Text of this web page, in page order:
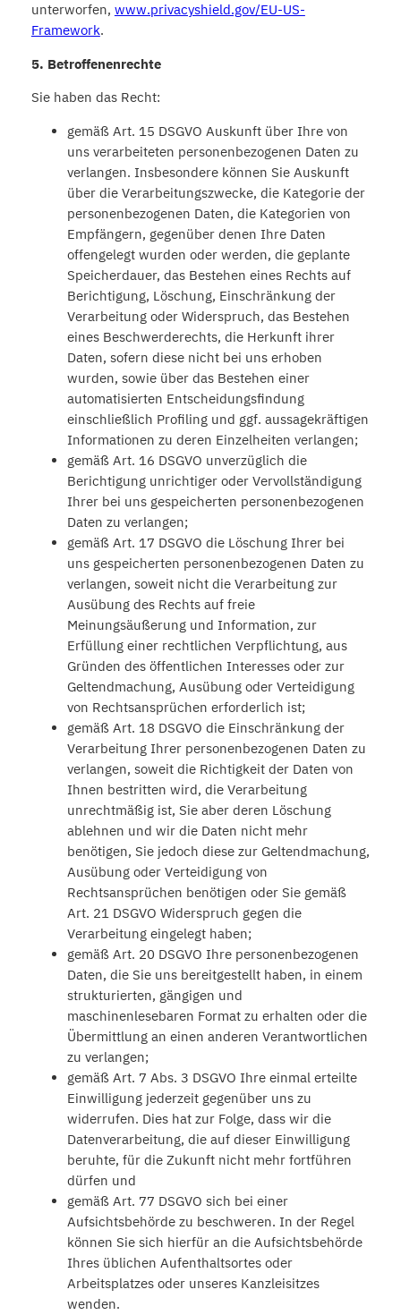
unterworfen, www.privacyshield.gov/EU-US-
Framework.
5. Betroffenenrechte
Sie haben das Recht:
gemäß Art. 15 DSGVO Auskunft über Ihre von
uns verarbeiteten personenbezogenen Daten zu
verlangen. Insbesondere können Sie Auskunft
über die Verarbeitungszwecke, die Kategorie der
personenbezogenen Daten, die Kategorien von
Empfängern, gegenüber denen Ihre Daten
offengelegt wurden oder werden, die geplante
Speicherdauer, das Bestehen eines Rechts auf
Berichtigung, Löschung, Einschränkung der
Verarbeitung oder Widerspruch, das Bestehen
eines Beschwerderechts, die Herkunft ihrer
Daten, sofern diese nicht bei uns erhoben
wurden, sowie über das Bestehen einer
automatisierten Entscheidungsfindung
einschließlich Profiling und ggf. aussagekräftigen
Informationen zu deren Einzelheiten verlangen;
gemäß Art. 16 DSGVO unverzüglich die
Berichtigung unrichtiger oder Vervollständigung
Ihrer bei uns gespeicherten personenbezogenen
Daten zu verlangen;
gemäß Art. 17 DSGVO die Löschung Ihrer bei
uns gespeicherten personenbezogenen Daten zu
verlangen, soweit nicht die Verarbeitung zur
Ausübung des Rechts auf freie
Meinungsäußerung und Information, zur
Erfüllung einer rechtlichen Verpflichtung, aus
Gründen des öffentlichen Interesses oder zur
Geltendmachung, Ausübung oder Verteidigung
von Rechtsansprüchen erforderlich ist;
gemäß Art. 18 DSGVO die Einschränkung der
Verarbeitung Ihrer personenbezogenen Daten zu
verlangen, soweit die Richtigkeit der Daten von
Ihnen bestritten wird, die Verarbeitung
unrechtmäßig ist, Sie aber deren Löschung
ablehnen und wir die Daten nicht mehr
benötigen, Sie jedoch diese zur Geltendmachung,
Ausübung oder Verteidigung von
Rechtsansprüchen benötigen oder Sie gemäß
Art. 21 DSGVO Widerspruch gegen die
Verarbeitung eingelegt haben;
gemäß Art. 20 DSGVO Ihre personenbezogenen
Daten, die Sie uns bereitgestellt haben, in einem
strukturierten, gängigen und
maschinenlesebaren Format zu erhalten oder die
Übermittlung an einen anderen Verantwortlichen
zu verlangen;
gemäß Art. 7 Abs. 3 DSGVO Ihre einmal erteilte
Einwilligung jederzeit gegenüber uns zu
widerrufen. Dies hat zur Folge, dass wir die
Datenverarbeitung, die auf dieser Einwilligung
beruhte, für die Zukunft nicht mehr fortführen
dürfen und
gemäß Art. 77 DSGVO sich bei einer
Aufsichtsbehörde zu beschweren. In der Regel
können Sie sich hierfür an die Aufsichtsbehörde
Ihres üblichen Aufenthaltsortes oder
Arbeitsplatzes oder unseres Kanzleisitzes
wenden.